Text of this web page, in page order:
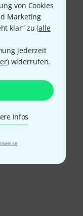
von Cookies
Marketing
klar“ zu (alle
jederzeit
) widerrufen.
Infos
Nachnahme,
bezahlen